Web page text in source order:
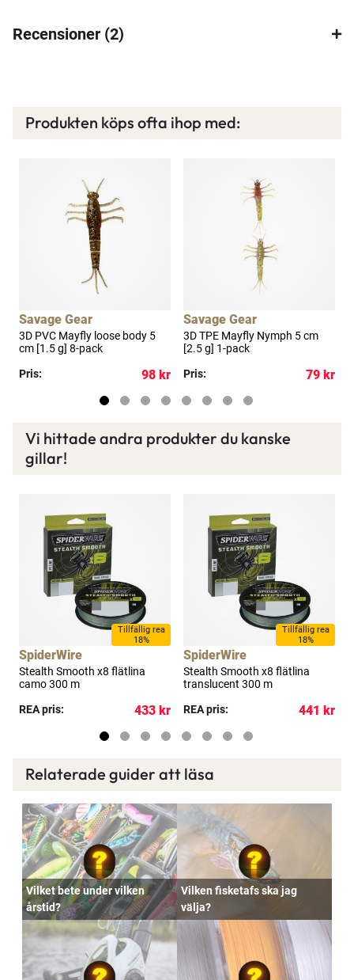
Ett exklusivt medlemskap med många förmåner.
Bättre priser, fri frakt på alla ordrar, bonuscheck
varje månad och mycket mer. Spara tusenlappar
Läs mer här
Recensioner 2
Produkten köps ofta ihop med:
Savage Gear
3D PVC Mayfly loose body 5
cm [1.5 g] 8-pack
Pris:
98 kr
Savage Gear
3D TPE Mayfly Nymph 5 cm
[2.5 g] 1-pack
Pris:
79 kr
Vi hittade andra produkter du kanske
gillar!
Tillfällig rea
18%
SpiderWire
Stealth Smooth x8 flätlina
camo 300 m
REA pris:
433 kr
Tillfällig rea
18%
SpiderWire
Stealth Smooth x8 flätlina
translucent 300 m
REA pris:
441 kr
Relaterade guider att läsa
Vilket bete under vilken
årstid?
Vilken fisketafs ska jag
välja?